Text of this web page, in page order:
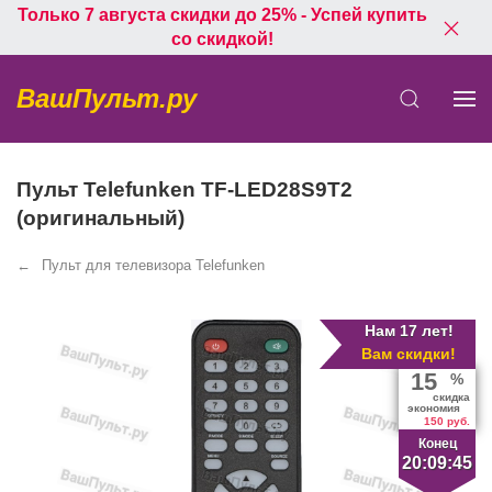
Только 7 августа скидки до 25% - Успей купить
со скидкой!
ВашПульт.ру
Пульт Telefunken TF-LED28S9T2
(оригинальный)
Пульт для телевизора Telefunken
Нам 17 лет!
Вам скидки!
Конец
20:09:44
15 %
скидка
экономия
150 руб.